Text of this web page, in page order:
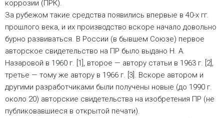
коррозии (ПРК).
За рубежом такие средства появились впервые в 40-х гг.
прошлого века, и их производство вскоре начало довольно
бурно развиваться. В России (в бывшем Союзе) первое
авторское свидетельство на ПР было выдано Н. А.
Назаровой в 1960 г. [1], второе — автору статьи в 1963 г. [2],
третье — тому же автору в 1966 г. [3]. Вскоре автором и
другими разработчиками были получены новые (до 1990 г.
около 20) авторские свидетельства на изобретения ПР (не
публиковавшиеся в открытой печати).